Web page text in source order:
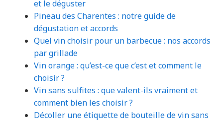
et le déguster
Pineau des Charentes : notre guide de
dégustation et accords
Quel vin choisir pour un barbecue : nos accords
par grillade
Vin orange : qu’est-ce que c’est et comment le
choisir ?
Vin sans sulfites : que valent-ils vraiment et
comment bien les choisir ?
Décoller une étiquette de bouteille de vin sans